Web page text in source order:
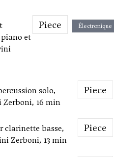
et
Piece Électronique
solo,
Zerboni, 16 min
Piece
clarinette basse,
Zerboni, 13 min
Piece